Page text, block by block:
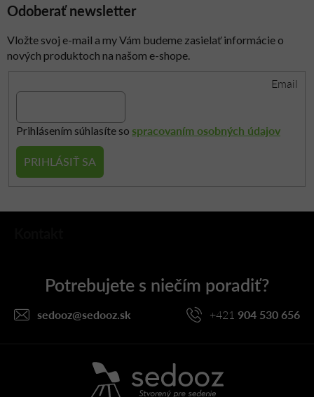
Odoberať newsletter
Vložte svoj e-mail a my Vám budeme zasielať informácie o
nových produktoch na našom e-shope.
Email
Prihlásením súhlasíte so spracovaním osobných údajov
PRIHLÁSIŤ SA
sedooz@sedooz.sk +421 904 530 656